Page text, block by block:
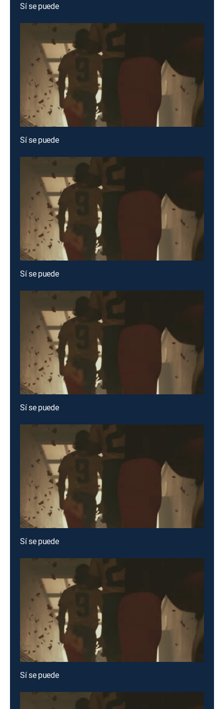
Sí se puede
Sí se puede
Sí se puede
Sí se puede
Sí se puede
Sí se puede